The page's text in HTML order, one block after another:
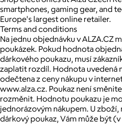
smartphones, gaming gear, and
Europe's largest online retailer.
Terms and conditions
Na jednu objednávku v ALZA.CZ
poukázek. Pokud hodnota
dárkového poukazu, musí
zaplatit rozdíl. Hodnota uvedená
odečtena z ceny nákupu v
www.alza.cz. Poukaz není
rozměnit. Hodnotu poukazu je
jednorázovým nákupem. U zboží,
dárkový poukaz, Vám může být